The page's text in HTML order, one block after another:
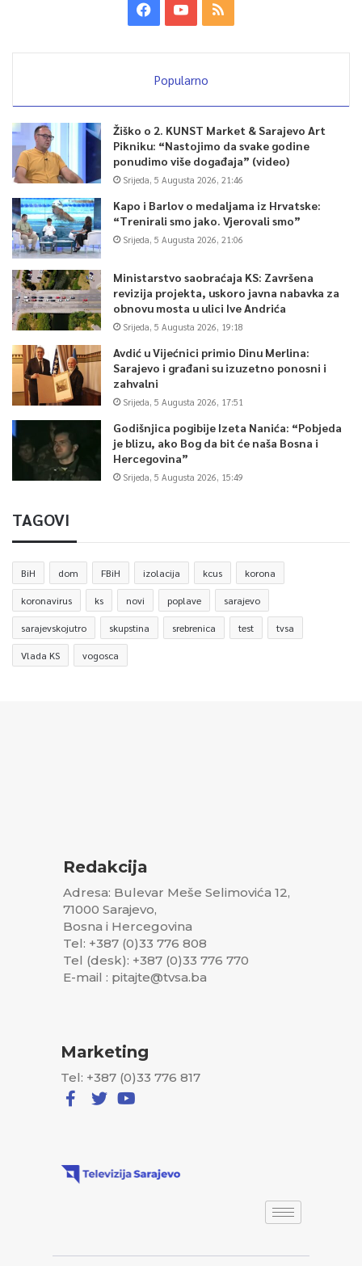
Popularno
Žiško o 2. KUNST Market & Sarajevo Art
Pikniku: “Nastojimo da svake godine
ponudimo više događaja” (video)
Srijeda, 5 Augusta 2026, 21:46
Kapo i Barlov o medaljama iz Hrvatske:
“Trenirali smo jako. Vjerovali smo”
Srijeda, 5 Augusta 2026, 21:06
Ministarstvo saobraćaja KS: Završena
revizija projekta, uskoro javna nabavka za
obnovu mosta u ulici Ive Andrića
Srijeda, 5 Augusta 2026, 19:18
Avdić u Vijećnici primio Dinu Merlina:
Sarajevo i građani su izuzetno ponosni i
zahvalni
Srijeda, 5 Augusta 2026, 17:51
Godišnjica pogibije Izeta Nanića: “Pobjeda
je blizu, ako Bog da bit će naša Bosna i
Hercegovina”
Srijeda, 5 Augusta 2026, 15:49
TAGOVI
BiH dom FBiH izolacija kcus korona
koronavirus ks novi poplave sarajevo
sarajevskojutro skupstina srebrenica test tvsa
Vlada KS vogosca
Redakcija
Adresa: Bulevar Meše Selimovića 12,
71000 Sarajevo,
Bosna i Hercegovina
Tel: +387 (0)33 776 808
Tel (desk): +387 (0)33 776 770
E-mail : pitajte@tvsa.ba
Marketing
Tel: +387 (0)33 776 817